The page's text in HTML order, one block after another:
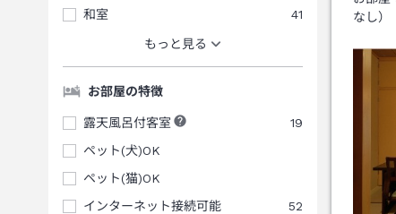
和室
41
もっと見る
お部屋の特徴
露天風呂付客室
19
ペット(犬)OK
ペット(猫)OK
インターネット接続可能
52
なし）